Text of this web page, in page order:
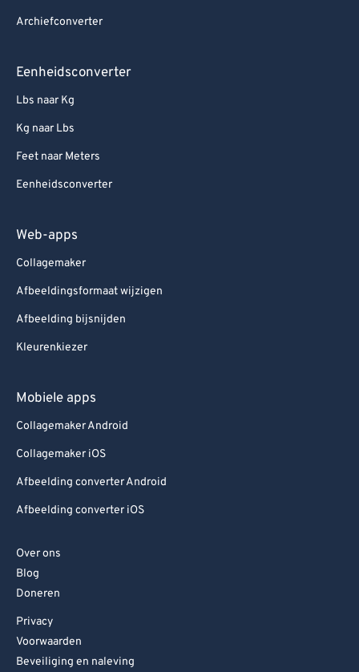
Archiefconverter
Eenheidsconverter
Lbs naar Kg
Kg naar Lbs
Feet naar Meters
Eenheidsconverter
Web-apps
Collagemaker
Afbeeldingsformaat wijzigen
Afbeelding bijsnijden
Kleurenkiezer
Mobiele apps
Collagemaker Android
Collagemaker iOS
Afbeelding converter Android
Afbeelding converter iOS
Over ons
Blog
Doneren
Privacy
Voorwaarden
Beveiliging en naleving